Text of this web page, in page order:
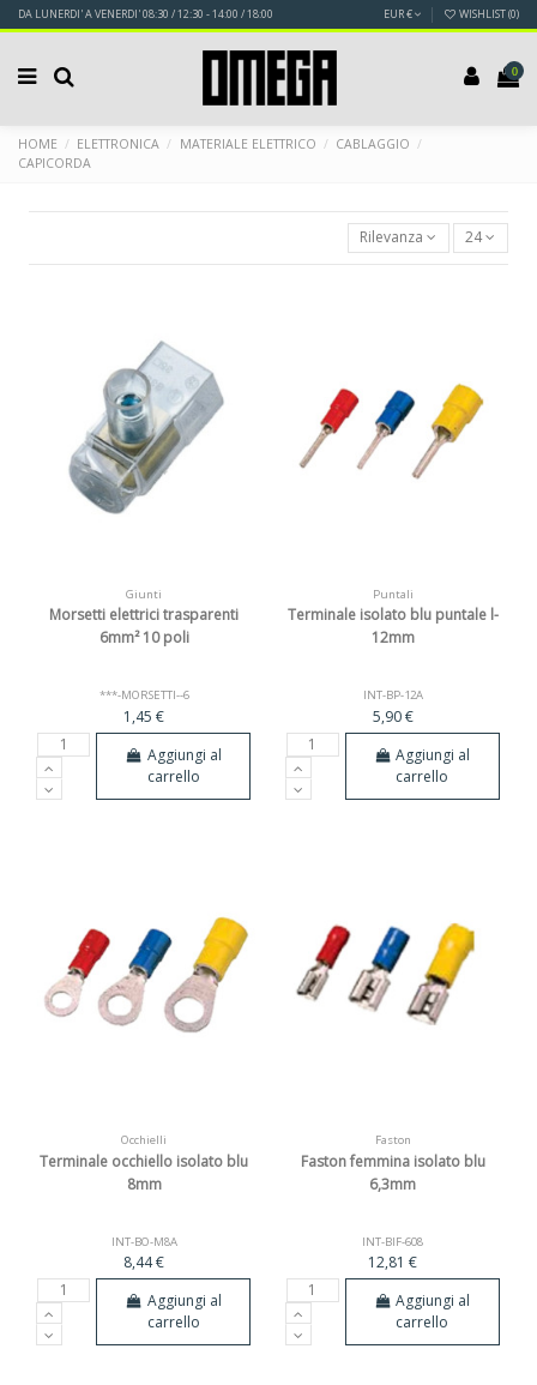
DA LUNERDI' A VENERDI' 08:30 / 12:30 - 14:00 / 18:00 EUR € WISHLIST (0)
0
HOME ELETTRONICA MATERIALE ELETTRICO
CABLAGGIO
CAPICORDA
Rilevanza 24
Giunti
Morsetti elettrici trasparenti
6mm² 10 poli
***-MORSETTI--6
1,45 €
Aggiungi al
carrello
Puntali
Terminale isolato blu puntale l-
12mm
INT-BP-12A
5,90 €
Aggiungi al
carrello
Occhielli
Terminale occhiello isolato blu
8mm
INT-BO-M8A
8,44 €
Aggiungi al
carrello
Faston
Faston femmina isolato blu
6,3mm
INT-BIF-608
12,81 €
Aggiungi al
carrello